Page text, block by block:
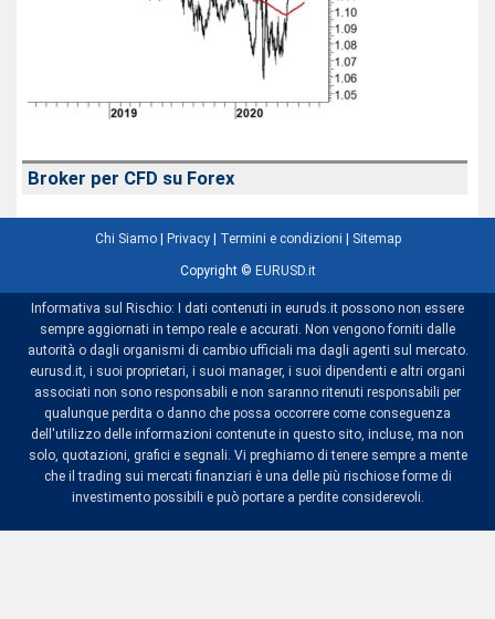
Broker per CFD su Forex
Chi Siamo| Privacy| Termini e condizioni Sitemap
Copyright © EURUSD.it
Informativa sul Rischio: I dati contenuti in euruds.it possono non essere
sempre aggiornati in tempo reale e accurati. Non vengono forniti dalle
autorità o dagli organismi di cambio ufficiali ma dagli agenti sul mercato.
eurusd.it, i suoi proprietari, i suoi manager, i suoi dipendenti e altri organi
associati non sono responsabili e non saranno ritenuti responsabili per
qualunque perdita o danno che possa occorrere come conseguenza
dell'utilizzo delle informazioni contenute in questo sito, incluse, ma non
solo, quotazioni, grafici e segnali. Vi preghiamo di tenere sempre a mente
che il trading sui mercati finanziari è una delle più rischiose forme di
investimento possibili e può portare a perdite considerevoli.